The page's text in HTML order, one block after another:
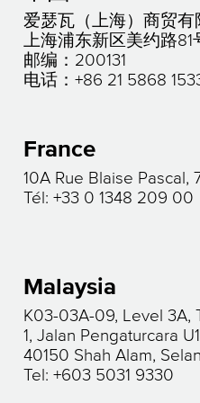
爱瑟瓦（上海）商贸有
上海浦东新区美约路81
邮编：200131
电话：+86 21 5868
France
10A Rue Blaise Pascal,
Tél: +33 0 1348 209 00
Malaysia
K03-03A-09, Level 3A,
1, Jalan Pengaturcara
40150 Shah Alam,
Tel: +603 5031 9330